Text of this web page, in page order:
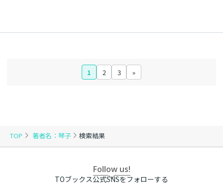
TOP 著者名：琴子 検索結果
1 2 3 »
Follow us!
TOブックス公式SNSをフォローする